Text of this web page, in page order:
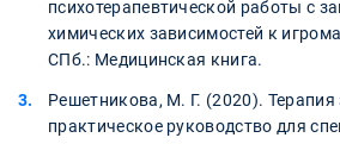
психотерапевтической работы с
химических зависимостей к
СПб.: Медицинская книга.
Решетникова, М. Г. (2020). Терапия
практическое руководство для